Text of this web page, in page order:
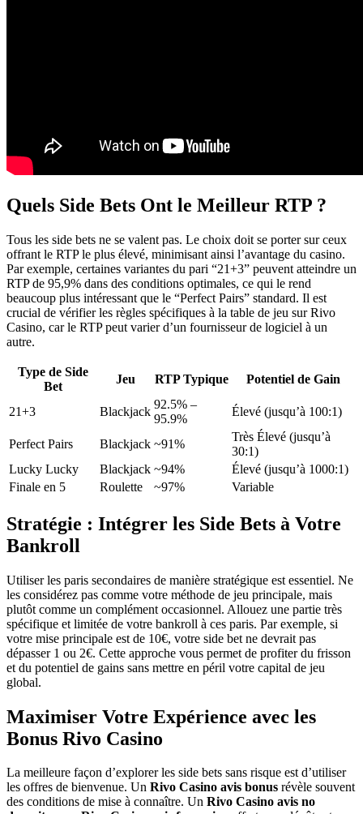
Quels Side Bets Ont le Meilleur RTP ?
Tous les side bets ne se valent pas. Le choix doit se porter sur ceux
offrant le RTP le plus élevé, minimisant ainsi l’avantage du casino.
Par exemple, certaines variantes du pari “21+3” peuvent atteindre un
RTP de 95,9% dans des conditions optimales, ce qui le rend
beaucoup plus intéressant que le “Perfect Pairs” standard. Il est
crucial de vérifier les règles spécifiques à la table de jeu sur Rivo
Casino, car le RTP peut varier d’un fournisseur de logiciel à un
autre.
Type de Side
Bet
Jeu RTP Typique Potentiel de Gain
21+3 Blackjack
92.5% –
95.9%
Élevé (jusqu’à 100:1)
Perfect Pairs Blackjack ~91%
Très Élevé (jusqu’à
30:1)
Lucky Lucky
Blackjack ~94%
Élevé (jusqu’à 1000:1)
Finale en 5
Roulette ~97% Variable
Stratégie : Intégrer les Side Bets à Votre
Bankroll
Utiliser les paris secondaires de manière stratégique est essentiel. Ne
les considérez pas comme votre méthode de jeu principale, mais
plutôt comme un complément occasionnel. Allouez une partie très
spécifique et limitée de votre bankroll à ces paris. Par exemple, si
votre mise principale est de 10€, votre side bet ne devrait pas
dépasser 1 ou 2€. Cette approche vous permet de profiter du frisson
et du potentiel de gains sans mettre en péril votre capital de jeu
global.
Maximiser Votre Expérience avec les
Bonus Rivo Casino
La meilleure façon d’explorer les side bets sans risque est d’utiliser
les offres de bienvenue. Un Rivo Casino avis bonus révèle souvent
des conditions de mise à connaître. Un Rivo Casino avis no